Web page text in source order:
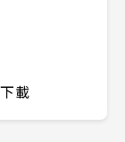
載